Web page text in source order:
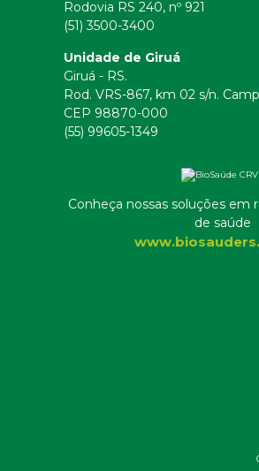
Rodovia RS 240, nº 921
(51) 3500-3400
Unidade de Giruá
Giruá - RS.
Rod. VRS-867, km 02 s/n.
CEP 98870-000
(55) 99605-1349
Conheça nossas soluções em
de saúde